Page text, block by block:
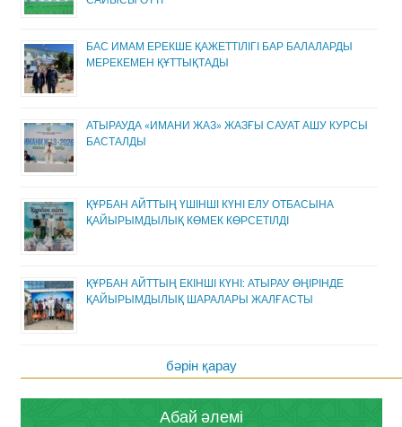
БАС ИМАМ ЕРЕКШЕ ҚАЖЕТТІЛІГІ БАР БАЛАЛАРДЫ
МЕРЕКЕМЕН ҚҰТТЫҚТАДЫ
АТЫРАУДА «ИМАНИ ЖАЗ» ЖАЗҒЫ САУАТ АШУ КУРСЫ
БАСТАЛДЫ
ҚҰРБАН АЙТТЫҢ ҮШІНШІ КҮНІ ЕЛУ ОТБАСЫНА
ҚАЙЫРЫМДЫЛЫҚ КӨМЕК КӨРСЕТІЛДІ
ҚҰРБАН АЙТТЫҢ ЕКІНШІ КҮНІ: АТЫРАУ ӨҢІРІНДЕ
ҚАЙЫРЫМДЫЛЫҚ ШАРАЛАРЫ ЖАЛҒАСТЫ
бәрін қарау
Абай әлемі